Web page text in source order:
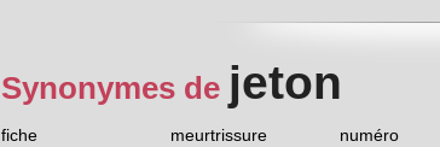
Synonymes de jeton
fiche meurtrissure numéro